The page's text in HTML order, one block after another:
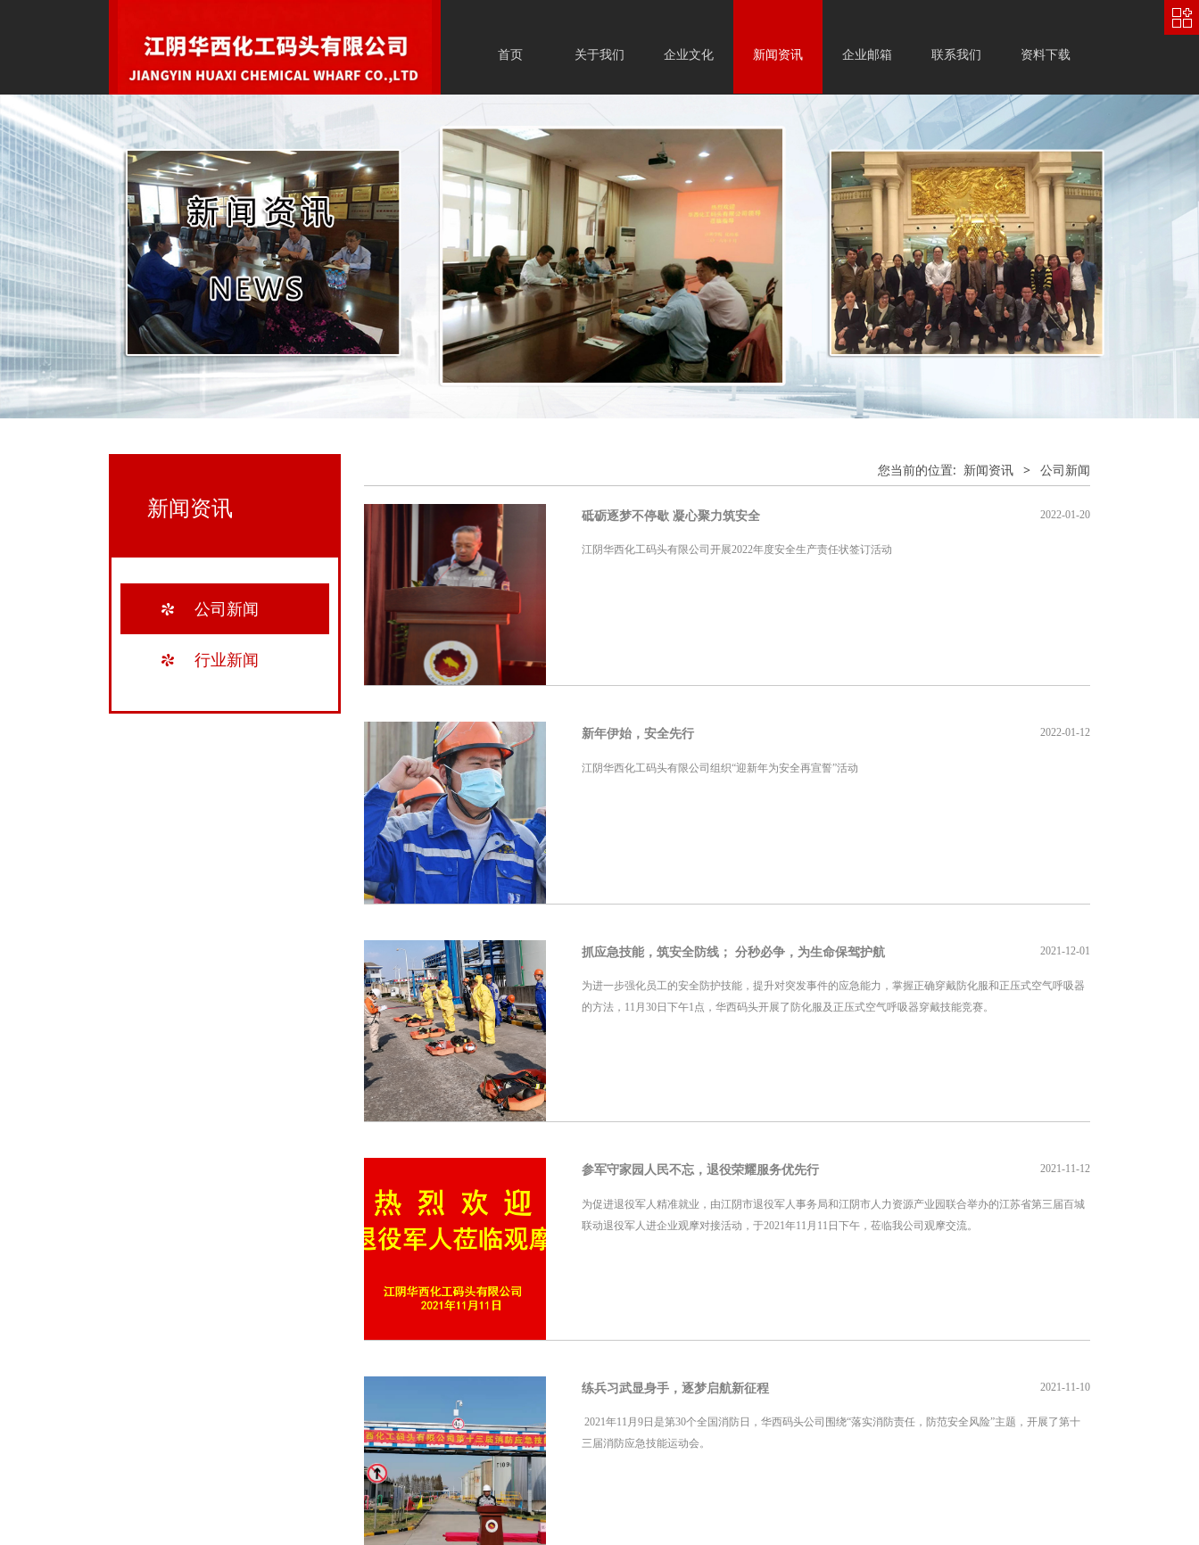
首页 关于我们 企业文化 新闻资讯 企业邮箱 联系我们 资料下载
新闻资讯
公司新闻
行业新闻
您当前的位置: 新闻资讯 > 公司新闻
砥砺逐梦不停歇 凝心聚力筑安全 2022-01-20
江阴华西化工码头有限公司开展2022年度安全生产责任状签订活动
新年伊始，安全先行 2022-01-12
江阴华西化工码头有限公司组织“迎新年为安全再宣誓”活动
抓应急技能，筑安全防线； 分秒必争，为生命保驾护航 2021-12-01
为进一步强化员工的安全防护技能，提升对突发事件的应急能力，掌握正确穿戴防化服和正压式空气呼吸器
的方法，11月30日下午1点，华西码头开展了防化服及正压式空气呼吸器穿戴技能竞赛。
参军守家园人民不忘，退役荣耀服务优先行 2021-11-12
为促进退役军人精准就业，由江阴市退役军人事务局和江阴市人力资源产业园联合举办的江苏省第三届百城
联动退役军人进企业观摩对接活动，于2021年11月11日下午，莅临我公司观摩交流。
练兵习武显身手，逐梦启航新征程 2021-11-10
2021年11月9日是第30个全国消防日，华西码头公司围绕“落实消防责任，防范安全风险”主题，开展了第十
三届消防应急技能运动会。